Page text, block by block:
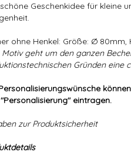
Geschenkidee für kleine
ohne Henkel: Größe: Ø
Motiv geht um den ganzen
Gründen eine
eintragen.
zur Produktsicherheit